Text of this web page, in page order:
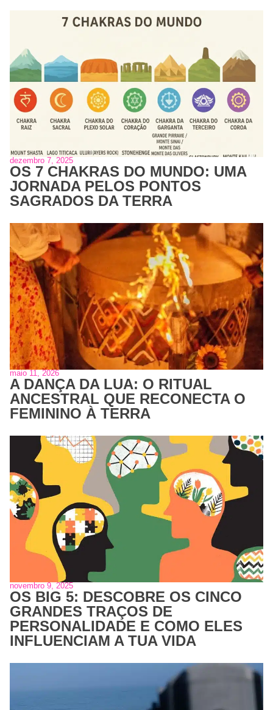
dezembro 7, 2025
OS 7 CHAKRAS DO MUNDO: UMA
JORNADA PELOS PONTOS
SAGRADOS DA TERRA
maio 11, 2026
A DANÇA DA LUA: O RITUAL
ANCESTRAL QUE RECONECTA O
FEMININO À TERRA
novembro 9, 2025
OS BIG 5: DESCOBRE OS CINCO
GRANDES TRAÇOS DE
PERSONALIDADE E COMO ELES
INFLUENCIAM A TUA VIDA